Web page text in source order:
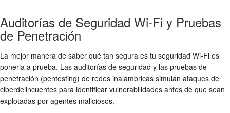
Auditorías de Seguridad Wi-Fi y Pruebas
de Penetración
La mejor manera de saber qué tan segura es tu seguridad Wi-Fi es
ponerla a prueba. Las auditorías de seguridad y las pruebas de
penetración (pentesting) de redes inalámbricas simulan ataques de
ciberdelincuentes para identificar vulnerabilidades antes de que sean
explotadas por agentes maliciosos.